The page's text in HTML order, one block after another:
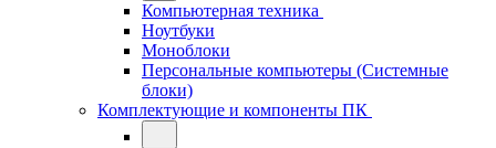
Компьютерная техника
Ноутбуки
Моноблоки
Персональные компьютеры (Системные
блоки)
Комплектующие и компоненты ПК